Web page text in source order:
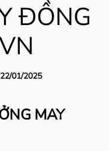
ĐỒNG
22/01/2025
MAY